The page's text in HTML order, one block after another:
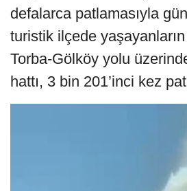
defalarca patlamasıyla
turistik ilçede
Torba-Gölköy yolu
hattı, 3 bin 201’inci kez